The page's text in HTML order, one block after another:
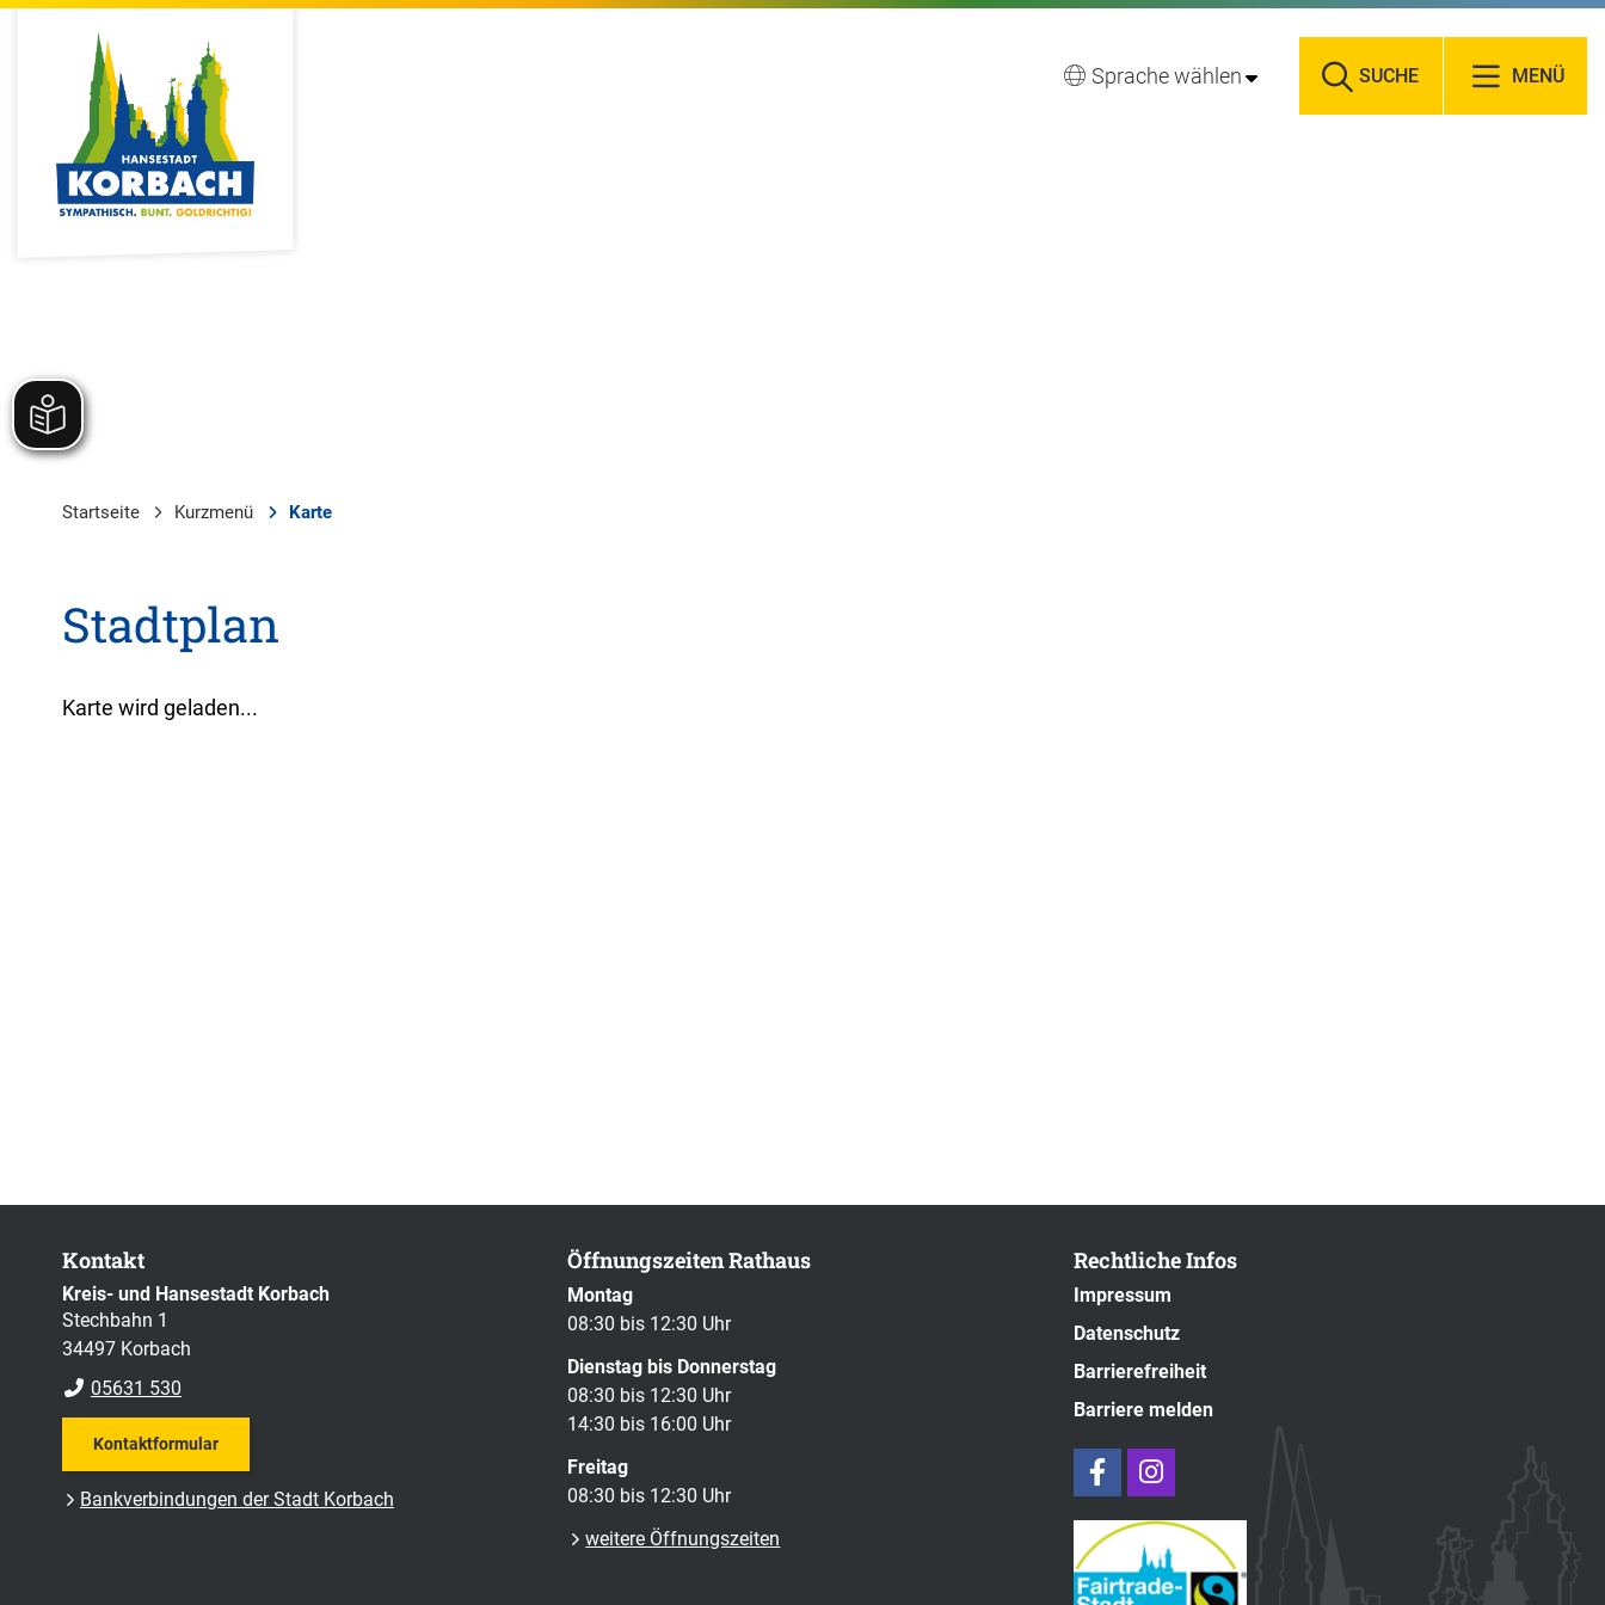
Sprache wählen SUCHE MENÜ
Startseite Kurzmenü Karte
Stadtplan
Karte wird geladen...
Kontakt
Kreis- und Hansestadt Korbach
Stechbahn 1
34497 Korbach
05631 530
Kontaktformular
Bankverbindungen der Stadt Korbach
Öffnungszeiten Rathaus
Montag
08:30 bis 12:30 Uhr
Dienstag bis Donnerstag
08:30 bis 12:30 Uhr
14:30 bis 16:00 Uhr
Freitag
08:30 bis 12:30 Uhr
weitere Öffnungszeiten
Rechtliche Infos
Impressum
Datenschutz
Barrierefreiheit
Barriere melden